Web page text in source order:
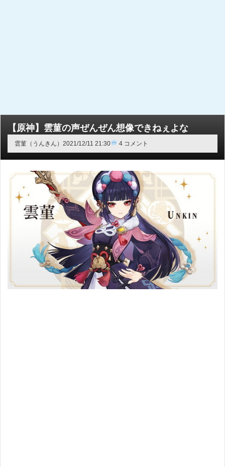
【原神】雲菫の声ぜんぜん想像できねぇよな
雲菫（うんきん） 2021/12/11 21:30 4 コメント